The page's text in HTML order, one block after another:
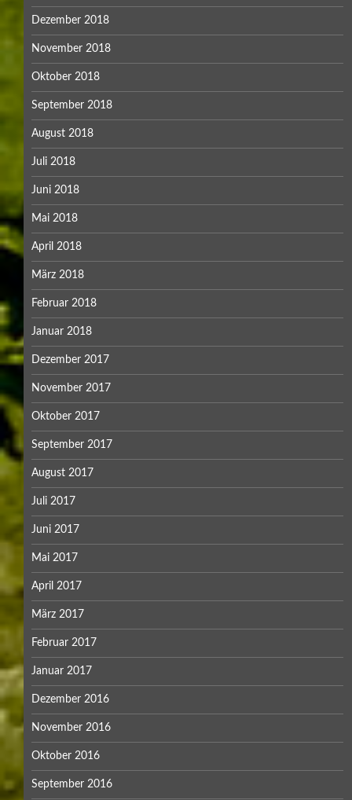
Dezember 2018
November 2018
Oktober 2018
September 2018
August 2018
Juli 2018
Juni 2018
Mai 2018
April 2018
März 2018
Februar 2018
Januar 2018
Dezember 2017
November 2017
Oktober 2017
September 2017
August 2017
Juli 2017
Juni 2017
Mai 2017
April 2017
März 2017
Februar 2017
Januar 2017
Dezember 2016
November 2016
Oktober 2016
September 2016